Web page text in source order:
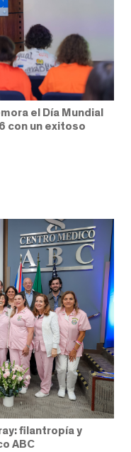
el Día Mundial
con un exitoso
filantropía y
ABC